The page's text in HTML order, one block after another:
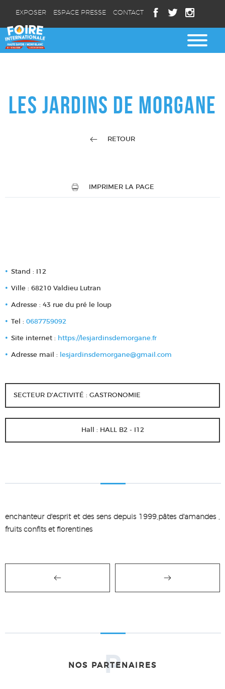
EXPOSER ESPACE PRESSE CONTACT
LES JARDINS DE MORGANE
RETOUR
IMPRIMER LA PAGE
Stand : I12
Ville : 68210 Valdieu Lutran
Adresse : 43 rue du pré le loup
Tel : 0687759092
Site internet : https://lesjardinsdemorgane.fr
Adresse mail : lesjardinsdemorgane@gmail.com
SECTEUR D'ACTIVITÉ : GASTRONOMIE
Hall : HALL B2 - I12
enchanteur d'esprit et des sens depuis 1999,pâtes d'amandes ,
fruits confits et florentines
NOS PARTENAIRES
P